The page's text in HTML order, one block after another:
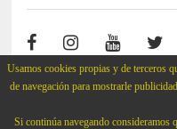
Usamos cookies propias y de terceros
de navegación para mostrarle
Si continúa navegando consideramos